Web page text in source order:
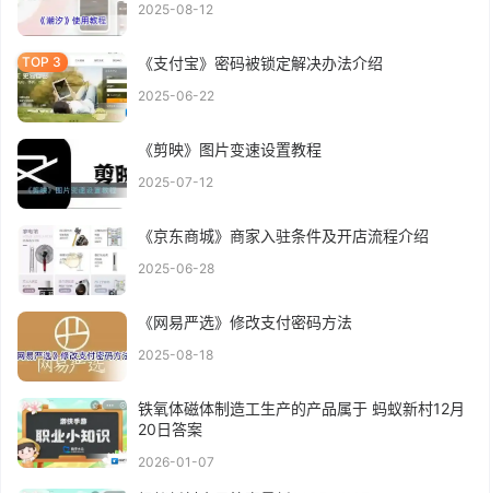
2025-08-12
《支付宝》密码被锁定解决办法介绍
2025-06-22
《剪映》图片变速设置教程
2025-07-12
《京东商城》商家入驻条件及开店流程介绍
2025-06-28
《网易严选》修改支付密码方法
2025-08-18
铁氧体磁体制造工生产的产品属于 蚂蚁新村12月
20日答案
2026-01-07